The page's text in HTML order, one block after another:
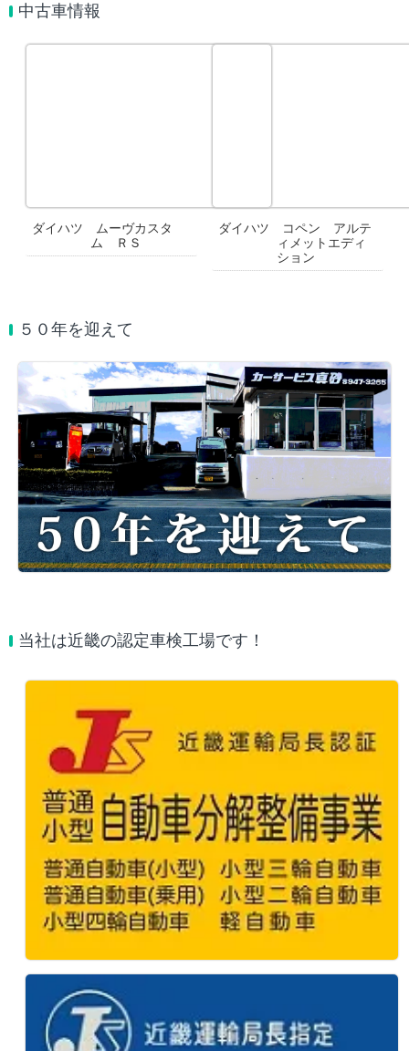
中古車情報
ダイハツ ムーヴカスタ
ム ＲＳ
ダイハツ コペン アルテ
ィメットエディ
ション
５０年を迎えて
当社は近畿の認定車検工場です！